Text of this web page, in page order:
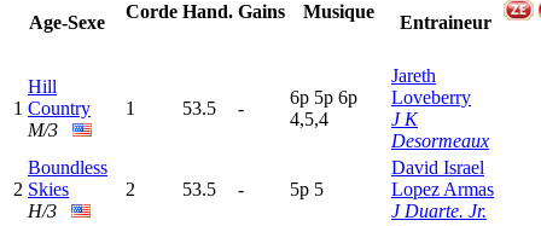
Age-Sexe
Corde Hand. Gains Musique
Entraineur
1
Hill
Country
M/3
1 53.5 -
6p 5p 6p
4,5,4
Jareth
Loveberry
J K
Desormeaux
2
Boundless
Skies
H/3
2 53.5 - 5p 5
David Israel
Lopez Armas
J Duarte. Jr.